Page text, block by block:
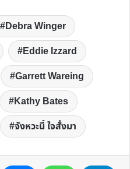
Debra Winger
Eddie Izzard
Garrett Wareing
Kathy Bates
จังหวะนี้ ใจสั่งมา